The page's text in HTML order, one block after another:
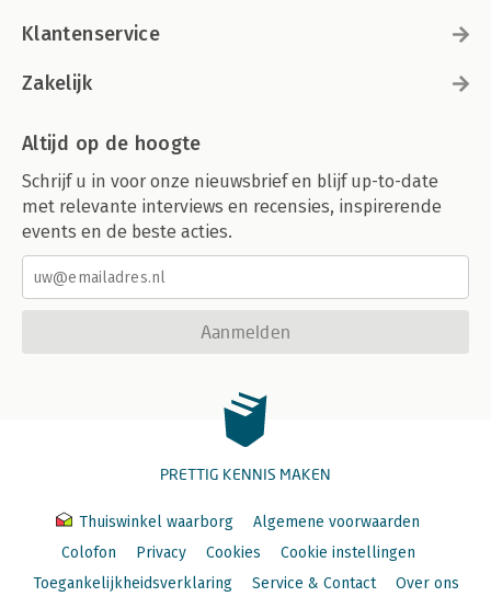
Klantenservice
Zakelijk
Altijd op de hoogte
Schrijf u in voor onze nieuwsbrief en blijf up-to-date
met relevante interviews en recensies, inspirerende
events en de beste acties.
Aanmelden
PRETTIG KENNIS MAKEN
Thuiswinkel waarborg
Algemene voorwaarden
Colofon
Privacy Cookies
Cookie instellingen
Toegankelijkheidsverklaring
Service & Contact Over ons